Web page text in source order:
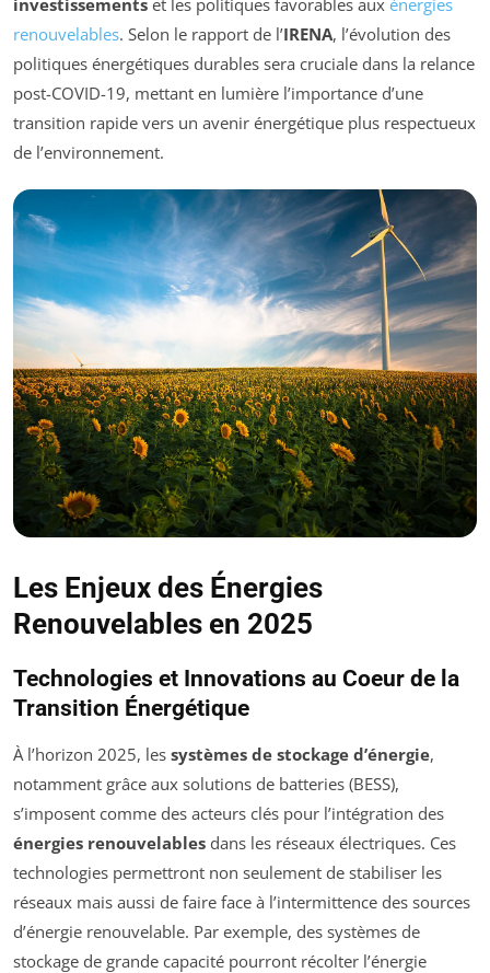
renouvelables. Selon le rapport de l’IRENA, l’évolution des
politiques énergétiques durables sera cruciale dans la relance
post-COVID-19, mettant en lumière l’importance d’une
transition rapide vers un avenir énergétique plus respectueux
de l’environnement.
Les Enjeux des Énergies
Renouvelables en 2025
Technologies et Innovations au Coeur de la
Transition Énergétique
À l’horizon 2025, les systèmes de stockage d’énergie,
notamment grâce aux solutions de batteries (BESS),
s’imposent comme des acteurs clés pour l’intégration des
énergies renouvelables dans les réseaux électriques. Ces
technologies permettront non seulement de stabiliser les
réseaux mais aussi de faire face à l’intermittence des sources
d’énergie renouvelable. Par exemple, des systèmes de
stockage de grande capacité pourront récolter l’énergie